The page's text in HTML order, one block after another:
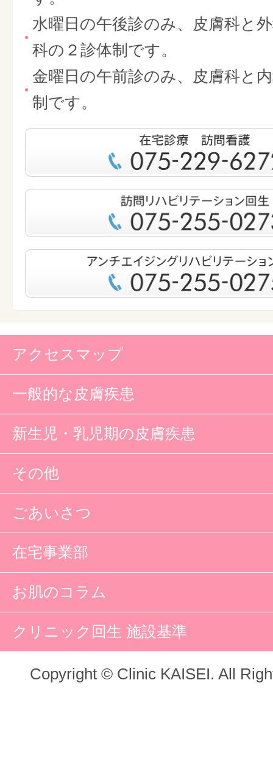
水曜日の午後診のみ、皮膚科と
科の２診体制です。
金曜日の午前診のみ、皮膚科と
制です。
アクセスマップ
一般的な皮膚疾患
新生児・乳児期の皮膚疾患
その他
ごあいさつ
在宅事業部
お肌のコラム
クリニック回生 施設基準
Copyright © Clinic KAISEI. All